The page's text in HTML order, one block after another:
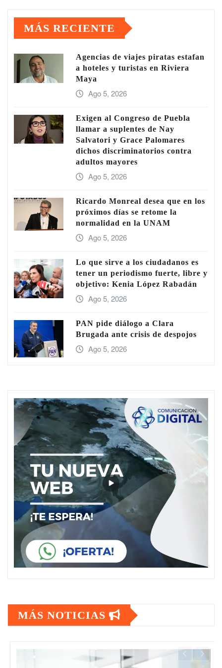
MÁS RECIENTE
Agencias de viajes piratas estafan
a hoteles y turistas en Riviera
Maya
Ago 5, 2026
Exigen al Congreso de Puebla
llamar a suplentes de Nay
Salvatori y Grace Palomares
dichos discriminatorios contra
adultos mayores
Ago 5, 2026
Ricardo Monreal desea que en los
próximos días se retome la
normalidad en la UNAM
Ago 5, 2026
Lo que sirve a los ciudadanos es
tener un periodismo fuerte, libre y
objetivo: Kenia López Rabadán
Ago 5, 2026
PAN pide diálogo a Clara
Brugada ante crisis de despojos
Ago 5, 2026
MÁS NOTICIAS